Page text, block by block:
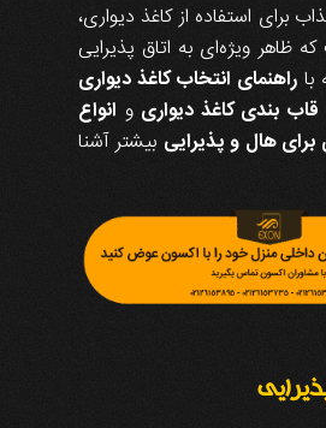
برای استفاده از کاغذ دیواری،
ظاهر ویژه‌ای به اتاق پذیرایی
راهنمای انتخاب کاغذ دیواری
قاب بندی کاغذ دیواریو انواع
هال و پذیرایی بیشتر آشنا